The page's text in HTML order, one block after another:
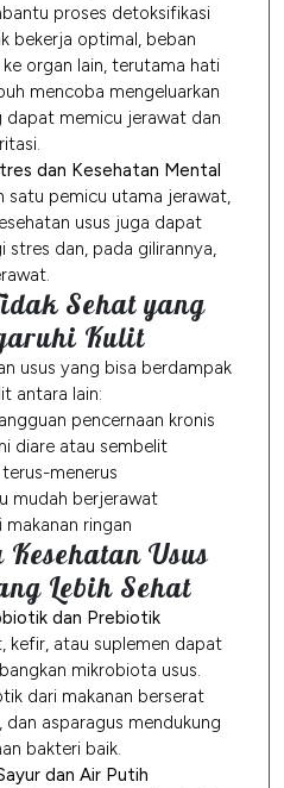
proses detoksifikasi
bekerja optimal, beban
organ lain, terutama hati
mencoba mengeluarkan
dapat memicu jerawat dan
dan Kesehatan Mental
satu pemicu utama jerawat,
usus juga dapat
stres dan, pada gilirannya,
Sehat yang
Kulit
usus yang bisa berdampak
antara lain:
pencernaan kronis
diare atau sembelit
terus-menerus
mudah berjerawat
makanan ringan
Usus
Lebih Sehat
dan Prebiotik
kefir, atau suplemen dapat
mikrobiota usus.
dari makanan berserat
asparagus mendukung
bakteri baik.
dan Air Putih